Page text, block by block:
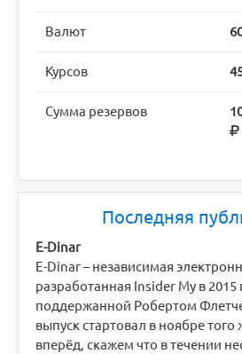
Валют
Курсов
Сумма резервов
Последняя
E-Dinar
E-Dinar – независимая
разработанная Insider My в 2015
поддержанной Робертом
выпуск стартовал в ноябре того
вперёд, скажем что в течении